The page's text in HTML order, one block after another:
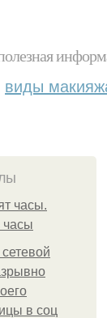
виды
часы.
часы
в соц